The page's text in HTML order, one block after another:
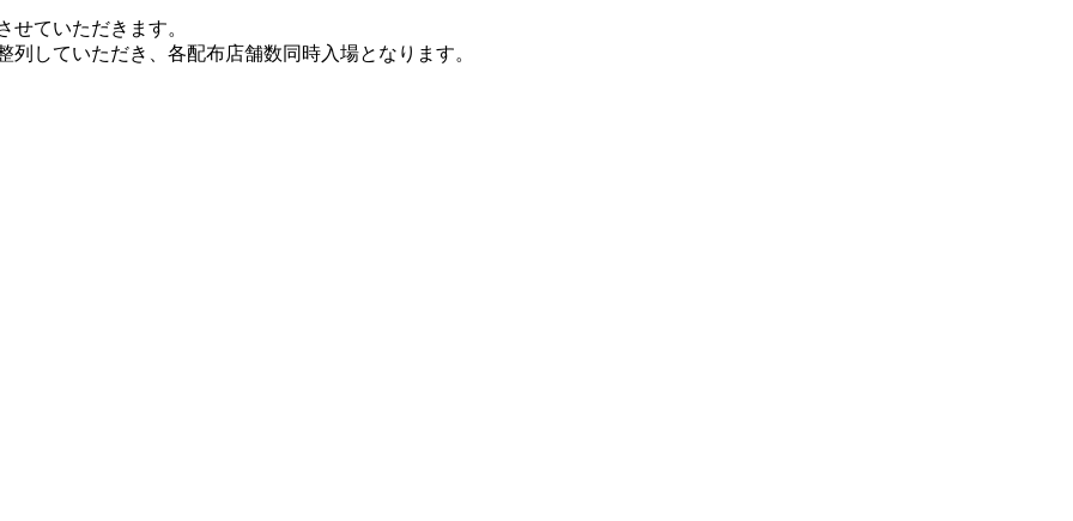
ていただきます。
していただき、各配布店舗数同時入場となります。